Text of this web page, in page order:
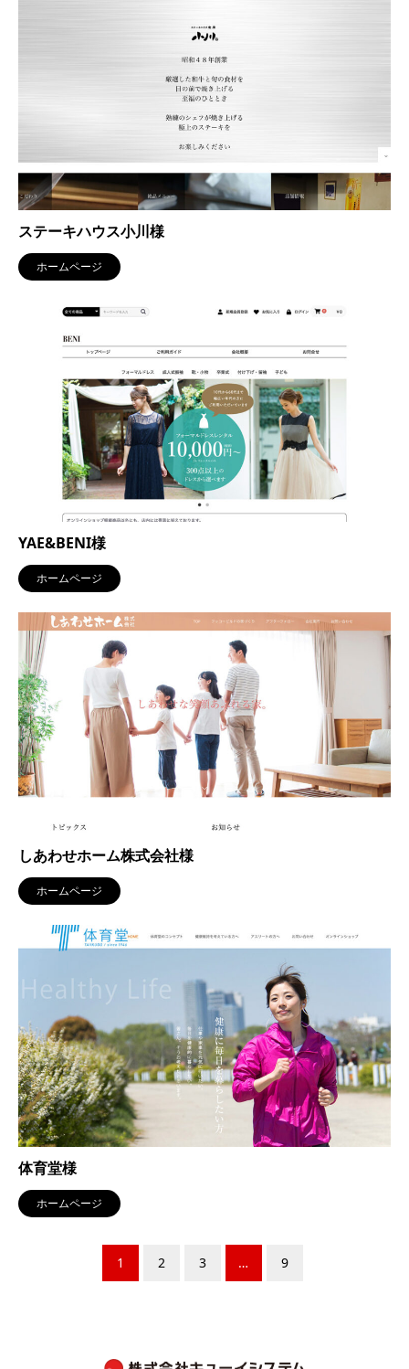
ステーキハウス小川様
ホームページ
YAE&BENI様
ホームページ
しあわせホーム株式会社様
ホームページ
体育堂様
ホームページ
1 2 3 … 9